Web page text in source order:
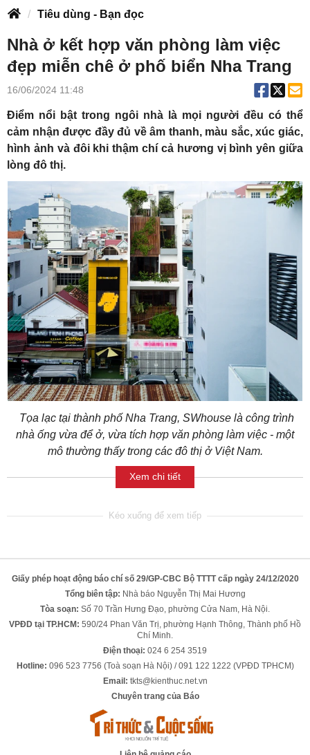
Tiêu dùng - Bạn đọc
Nhà ở kết hợp văn phòng làm việc
đẹp miễn chê ở phố biển Nha Trang
16/06/2024 11:48
Điểm nổi bật trong ngôi nhà là mọi người đều có thể
cảm nhận được đầy đủ về âm thanh, màu sắc, xúc giác,
hình ảnh và đôi khi thậm chí cả hương vị bình yên giữa
lòng đô thị.
Tọa lạc tại thành phố Nha Trang, SWhouse là công trình
nhà ống vừa để ở, vừa tích hợp văn phòng làm việc - một
mô thường thấy trong các đô thị ở Việt Nam.
Xem chi tiết
Giấy phép hoạt động báo chí số 29/GP-CBC Bộ TTTT cấp ngày 24/12/2020
Tổng biên tập: Nhà báo Nguyễn Thị Mai Hương
Tòa soạn: Số 70 Trần Hưng Đạo, phường Cửa Nam, Hà Nội.
VPĐD tại TP.HCM: 590/24 Phan Văn Trị, phường Hạnh Thông, Thành phố Hồ
Chí Minh.
Điện thoại: 024 6 254 3519
Hotline: 096 523 7756 (Toà soạn Hà Nội) / 091 122 1222 (VPĐD TPHCM)
Email: tkts@kienthuc.net.vn
Chuyên trang của Báo